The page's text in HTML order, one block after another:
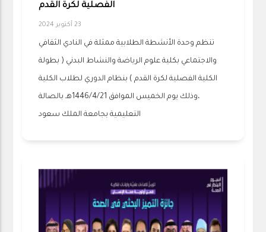
الفصلية لكرة القدم
23 أكتوبر 2024
تنظم وحدة الأنشطة الطلابية ممثلة في النادي الثقافي
والاجتماعي بكلية علوم الرياضة والنشاط البدني ( بطولة
الكلية الفصلية لكرة القدم ) بنظام الدوري لطلاب الكلية
،وذلك يوم الخميس الموافق 1446/4/21هـ بالصالة
التعليمية بجامعة الملك سعود